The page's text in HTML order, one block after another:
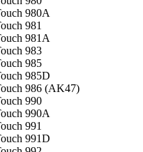
980A
981
981A
983
985
985D
986 (AK47)
990
990A
991
991D